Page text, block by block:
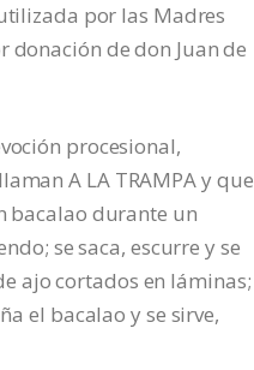
por las Madres
de don Juan de
procesional,
A LA TRAMPA y que
bacalao durante un
se saca, escurre y se
ajo cortados en láminas;
el bacalao y se sirve,